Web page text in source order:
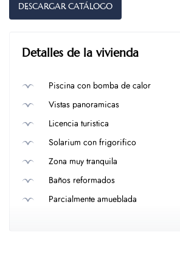
DESCARGAR CATÁLOGO
Detalles de la vivienda
Piscina con bomba de calor
Vistas panoramicas
Licencia turistica
Solarium con frigorifico
Zona muy tranquila
Baños reformados
Parcialmente amueblada